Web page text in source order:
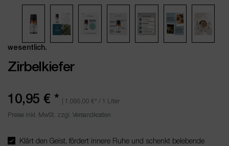
wesentlich.
Zirbelkiefer
10,95 € * 1.095,00 € * / 1 Liter
Preise inkl. MwSt. zzgl. Versandkosten
Klärt den Geist, fördert innere Ruhe und schenkt belebende